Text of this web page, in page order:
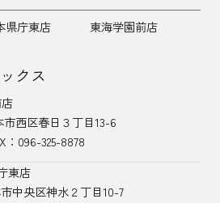
県庁東店 東海学園前店
クス
市西区春日３丁目13-6
：096-325-8878
東店
中央区神水２丁目10-7